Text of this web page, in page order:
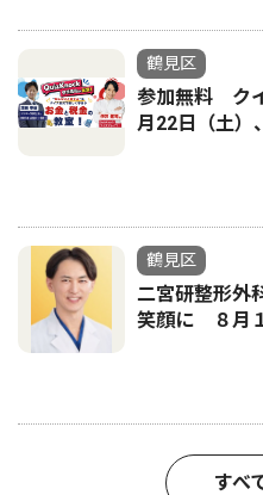
鶴見区
参加無料 ク
月22日（土）
鶴見区
二宮研整形外
笑顔に ８月
すべ